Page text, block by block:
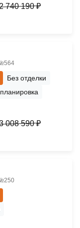
740 190 ₽
Без отделки
008 590 ₽